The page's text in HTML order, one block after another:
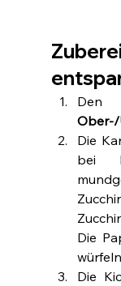
Den
Die
bei
Die
Die